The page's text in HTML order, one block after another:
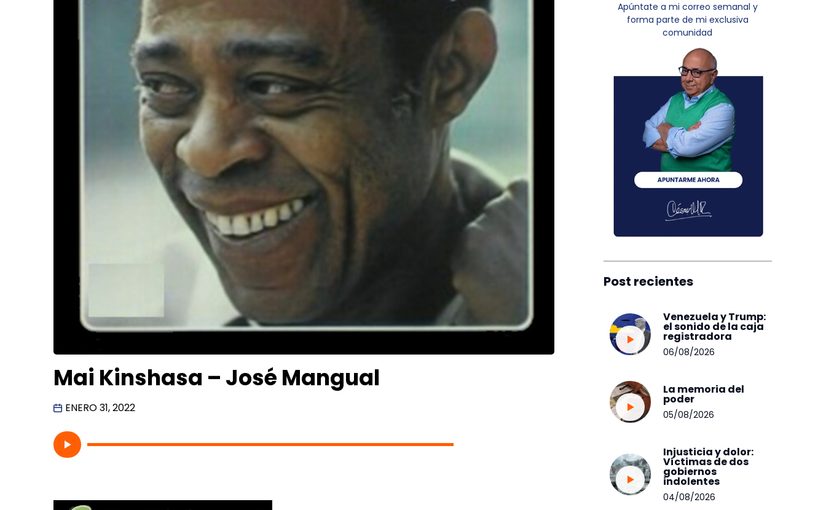
Mai Kinshasa – José Mangual
ENERO 31, 2022
Apúntate a mi correo semanal y
forma parte de mi exclusiva
comunidad
Post recientes
Venezuela y Trump:
el sonido de la caja
registradora
06/08/2026
La memoria del
poder
05/08/2026
Injusticia y dolor:
Víctimas de dos
gobiernos
indolentes
04/08/2026